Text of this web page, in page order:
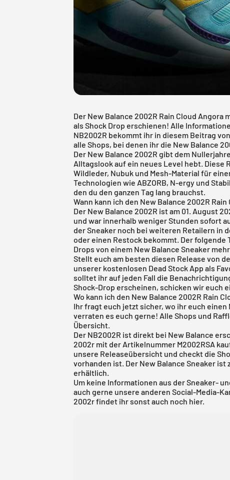
Der New Balance 2002R Rain Cloud
als Shock Drop erschienen! Alle
NB2002R bekommt ihr in diesem Beitrag
alle Shops, bei denen ihr die New Balance
Der New Balance 2002R gibt dem
Alltagslook auf ein neues Level hebt.
Wildleder, Nubuk und Mesh-Material für
Technologien wie ABZORB, N-ergy und
den du den ganzen Tag lang brauchst.
Wann kann ich den New Balance 2002R
Der New Balance 2002R ist am 01. August
und war innerhalb weniger Stunden sofort
der Sneaker noch bei weiteren Retailern in
oder einen Restock bekommt. Der
Drops von einem New Balance Sneaker
Stellt euch am besten diesen Release von
unserer kostenlosen Dead Stock App als
solltet ihr auf jeden Fall die
Shock-Drop erscheinen, schicken wir euch
Wo kann ich den New Balance 2002R Rain
Ihr fragt euch jetzt sicher, wo ihr euch einen
verraten es euch gerne! Alle Shops und
Übersicht.
Der NB2002R ist direkt bei New Balance
2002r mit der Artikelnummer M2002RSA
unsere Releaseübersicht und checkt die
vorhanden ist. Der New Balance Sneaker ist
erhältlich.
Um keine Informationen aus der Sneaker-
auch gerne unsere anderen Social-Media-
2002r findet ihr sonst auch noch hier.